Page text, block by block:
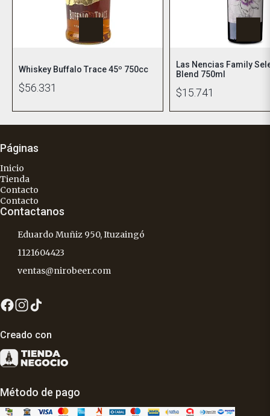
Whiskey Buffalo Trace 45º 750cc
$56.331
Las Nencias Family
Blend 750ml
$15.741
Páginas
Inicio
Tienda
Contacto
Contacto
Contactanos
Eduardo Muñiz 950, Ituzaingó
1121604423
ventas@nirobeer.com
Creado con
Método de pago